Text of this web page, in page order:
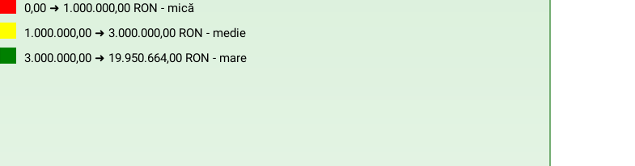
0,00 ➜ 1.000.000,00 RON - mică
1.000.000,00 ➜ 3.000.000,00 RON - medie
3.000.000,00 ➜ 19.950.664,00 RON - mare